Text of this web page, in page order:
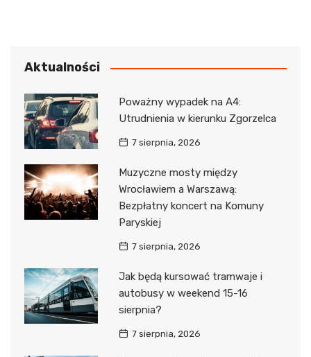
Aktualności
Poważny wypadek na A4:
Utrudnienia w kierunku Zgorzelca
7 sierpnia, 2026
Muzyczne mosty między
Wrocławiem a Warszawą:
Bezpłatny koncert na Komuny
Paryskiej
7 sierpnia, 2026
Jak będą kursować tramwaje i
autobusy w weekend 15-16
sierpnia?
7 sierpnia, 2026